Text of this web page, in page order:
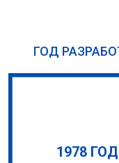
ГОД
1978 ГОД